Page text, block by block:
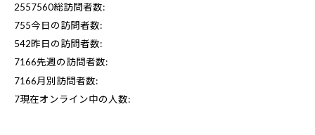
2557560総訪問者数:
755今日の訪問者数:
542昨日の訪問者数:
7166先週の訪問者数:
7166月別訪問者数:
7現在オンライン中の人数: